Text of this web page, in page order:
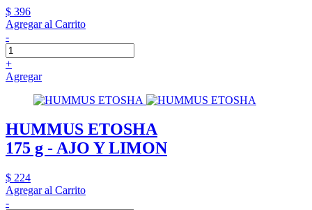
$ 396
Agregar al Carrito
-
+
Agregar
HUMMUS ETOSHA
175 g - AJO Y LIMON
$ 224
Agregar al Carrito
-